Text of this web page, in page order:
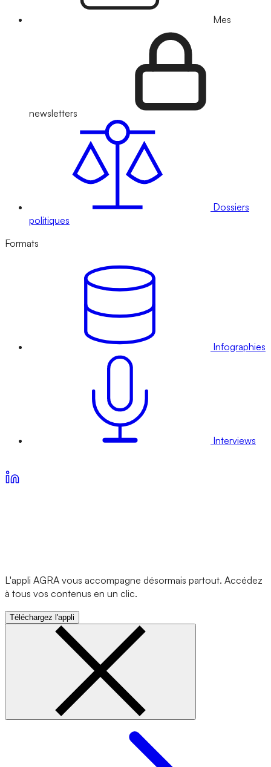
Mes
newsletters
Dossiers
politiques
Formats
Infographies
Interviews
L'appli AGRA vous accompagne désormais partout. Accédez
à tous vos contenus en un clic.
Téléchargez l'appli